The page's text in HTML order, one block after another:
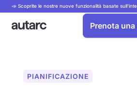
📣 Scoprite le nostre nuove funzionalità basate
Prenota una
PIANIFICAZIONE